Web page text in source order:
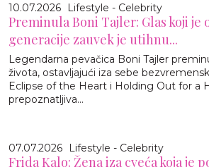
10.07.2026 Lifestyle - Celebrity
Preminula Boni Tajler: Glas koji je
generacije zauvek je utihnu...
Legendarna pevačica Boni Tajler
života, ostavljajući iza sebe
Eclipse of the Heart i Holding Out for a
prepoznatljiva...
07.07.2026 Lifestyle - Celebrity
Frida Kalo: Žena iza cveća koja je